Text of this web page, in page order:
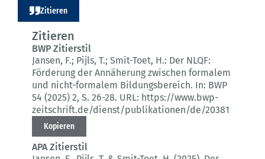
Zitieren
Zitieren
BWP Zitierstil
Jansen, F.; Pijls, T.; Smit-Toet, H.: Der NLQF:
Förderung der Annäherung zwischen formalem
und nicht-formalem Bildungsbereich. In: BWP
54 (2025) 2, S. 26-28. URL: https://www.bwp-
zeitschrift.de/dienst/publikationen/de/20381
Kopieren
APA Zitierstil